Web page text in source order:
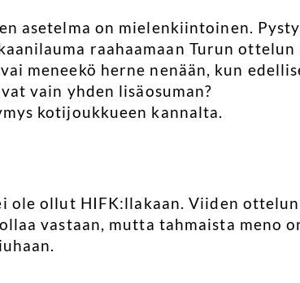
asetelma on mielenkiintoinen.
raahaamaan Turun
meneekö herne nenään, kun
vain yhden lisäosuman?
kotijoukkueen kannalta.
ole ollut HIFK:llakaan. Viiden
vastaan, mutta tahmaista meno